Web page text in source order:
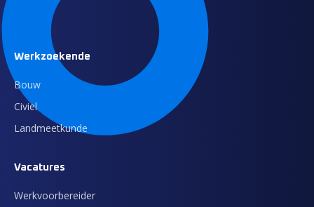
Werkzoekende
Bouw
Civiel
Landmeetkunde
Vacatures
Werkvoorbereider